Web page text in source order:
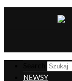
NEWSY